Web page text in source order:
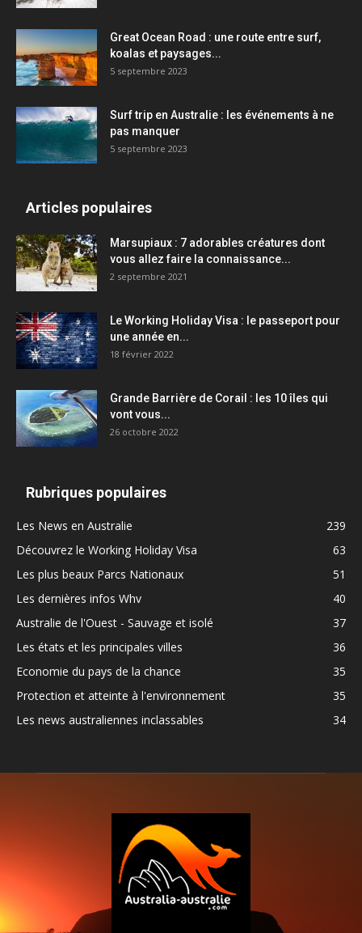
Great Ocean Road : une route entre surf,
koalas et paysages...
5 septembre 2023
Surf trip en Australie : les événements à ne
pas manquer
5 septembre 2023
Articles populaires
Marsupiaux : 7 adorables créatures dont
vous allez faire la connaissance...
2 septembre 2021
Le Working Holiday Visa : le passeport pour
une année en...
18 février 2022
Grande Barrière de Corail : les 10 îles qui
vont vous...
26 octobre 2022
Rubriques populaires
Les News en Australie
239
Découvrez le Working Holiday Visa
63
Les plus beaux Parcs Nationaux
51
Les dernières infos Whv
40
Australie de l'Ouest - Sauvage et isolé
37
Les états et les principales villes
36
Economie du pays de la chance
35
Protection et atteinte à l'environnement
35
Les news australiennes inclassables
34